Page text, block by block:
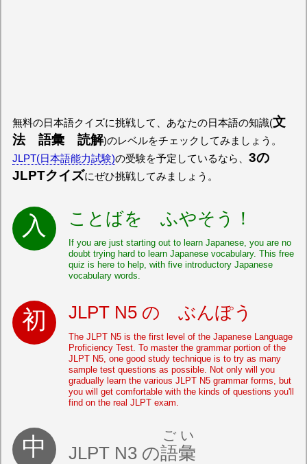
無料の日本語クイズに挑戦して、あなたの日本語の知識(文
法 語彙 読解)のレベルをチェックしてみましょう。
JLPT(日本語能力試験)の受験を予定しているなら、 3の
JLPTクイズにぜひ挑戦してみましょう。
ことばを ふやそう！
If you are just starting out to learn Japanese, you are no
doubt trying hard to learn Japanese vocabulary. This free
quiz is here to help, with five introductory Japanese
vocabulary words.
JLPT N5 の ぶんぽう
The JLPT N5 is the first level of the Japanese Language
Proficiency Test. To master the grammar portion of the
JLPT N5, one good study technique is to try as many
sample test questions as possible. Not only will you
gradually learn the various JLPT N5 grammar forms, but
you will get comfortable with the kinds of questions you'll
find on the real JLPT exam.
JLPT N3 の語彙
ごい